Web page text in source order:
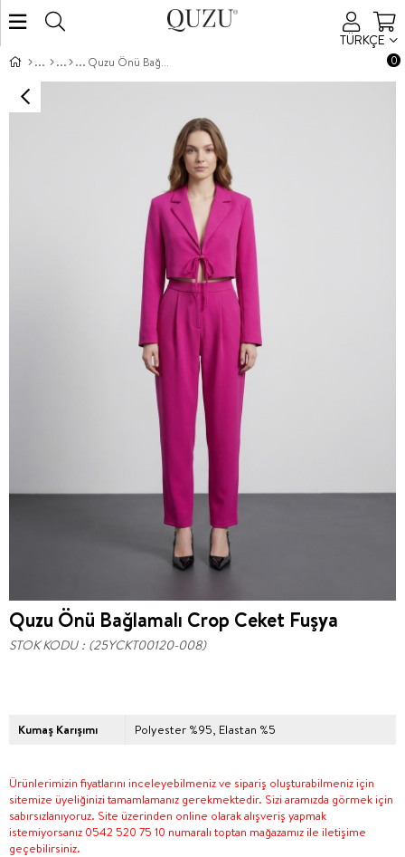
TÜRKÇE
0
Quzu Önü Bağlamalı Crop Ceket Fuşya
Quzu Önü Bağlamalı Crop Ceket Fuşya
STOK KODU (25YCKT00120-008)
Kumaş Karışımı Polyester %95, Elastan %5
Ürünlerimizin fiyatlarını inceleyebilmeniz ve sipariş oluşturabilmeniz için
sitemize üyeliğinizi tamamlamanız gerekmektedir. Sizi aramızda görmek için
sabırsızlanıyoruz. Site üzerinden online olarak alışveriş yapmak
istemiyorsanız 0542 520 75 10 numaralı toptan mağazamız ile iletişime
geçebilirsiniz.